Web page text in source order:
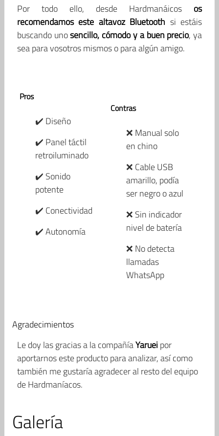
Por todo ello, desde Hardmanáicos os
recomendamos este altavoz Bluetooth si estáis
buscando unosencillo, cómodo y a buen precio, ya
sea para vosotros mismos o para algún amigo.
Pros
✔️ Diseño
✔️ Panel táctil
retroiluminado
✔️ Sonido
potente
✔️ Conectividad
✔️ Autonomía
Contras
❌ Manual solo
en chino
❌ Cable USB
amarillo, podía
ser negro o azul
❌ Sin indicador
nivel de batería
❌ No detecta
llamadas
WhatsApp
Agradecimientos
Le doy las gracias a la compañíaYarueipor
aportarnos este producto para analizar, así como
también me gustaría agradecer al resto del equipo
de Hardmaníacos.
Galería